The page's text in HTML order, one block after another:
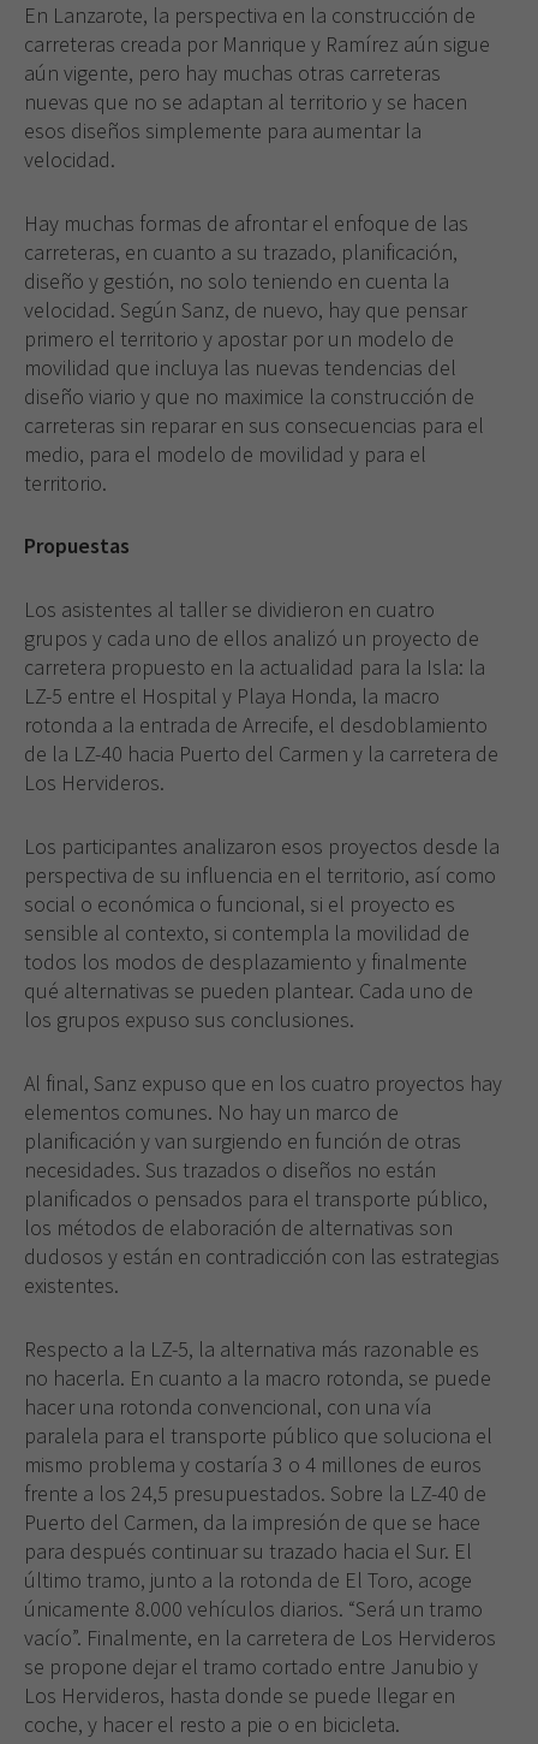
En Lanzarote, la perspectiva en la construcción de
carreteras creada por Manrique y Ramírez aún sigue
aún vigente, pero hay muchas otras carreteras
nuevas que no se adaptan al territorio y se hacen
esos diseños simplemente para aumentar la
velocidad.
Hay muchas formas de afrontar el enfoque de las
carreteras, en cuanto a su trazado, planificación,
diseño y gestión, no solo teniendo en cuenta la
velocidad. Según Sanz, de nuevo, hay que pensar
primero el territorio y apostar por un modelo de
movilidad que incluya las nuevas tendencias del
diseño viario y que no maximice la construcción de
carreteras sin reparar en sus consecuencias para el
medio, para el modelo de movilidad y para el
territorio.
Propuestas
Los asistentes al taller se dividieron en cuatro
grupos y cada uno de ellos analizó un proyecto de
carretera propuesto en la actualidad para la Isla: la
LZ-5 entre el Hospital y Playa Honda, la macro
rotonda a la entrada de Arrecife, el desdoblamiento
de la LZ-40 hacia Puerto del Carmen y la carretera de
Los Hervideros.
Los participantes analizaron esos proyectos desde la
perspectiva de su influencia en el territorio, así como
social o económica o funcional, si el proyecto es
sensible al contexto, si contempla la movilidad de
todos los modos de desplazamiento y finalmente
qué alternativas se pueden plantear. Cada uno de
los grupos expuso sus conclusiones.
Al final, Sanz expuso que en los cuatro proyectos hay
elementos comunes. No hay un marco de
planificación y van surgiendo en función de otras
necesidades. Sus trazados o diseños no están
planificados o pensados para el transporte público,
los métodos de elaboración de alternativas son
dudosos y están en contradicción con las estrategias
existentes.
Respecto a la LZ-5, la alternativa más razonable es
no hacerla. En cuanto a la macro rotonda, se puede
hacer una rotonda convencional, con una vía
paralela para el transporte público que soluciona el
mismo problema y costaría 3 o 4 millones de euros
frente a los 24,5 presupuestados. Sobre la LZ-40 de
Puerto del Carmen, da la impresión de que se hace
para después continuar su trazado hacia el Sur. El
último tramo, junto a la rotonda de El Toro, acoge
únicamente 8.000 vehículos diarios. “Será un tramo
vacío”. Finalmente, en la carretera de Los Hervideros
se propone dejar el tramo cortado entre Janubio y
Los Hervideros, hasta donde se puede llegar en
coche, y hacer el resto a pie o en bicicleta.
Necesarias
Estas
cookies no
necesarias
para que
funcione la
web.
Experiencia
Para que
funcione lo
mejor posible
durante tu
visita. Si
rechaza estas
cookies,
algunas
funcionalidades
desaparecerán